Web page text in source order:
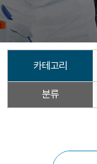
카테고리
분류